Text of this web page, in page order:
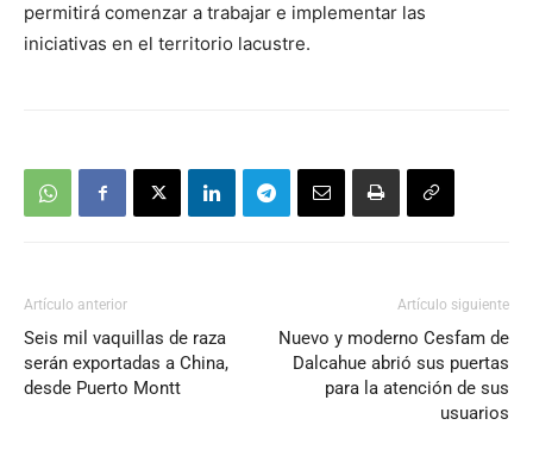
permitirá comenzar a trabajar e implementar las
iniciativas en el territorio lacustre.
Artículo anterior
Seis mil vaquillas de raza
serán exportadas a China,
desde Puerto Montt
Artículo siguiente
Nuevo y moderno Cesfam de
Dalcahue abrió sus puertas
para la atención de sus
usuarios